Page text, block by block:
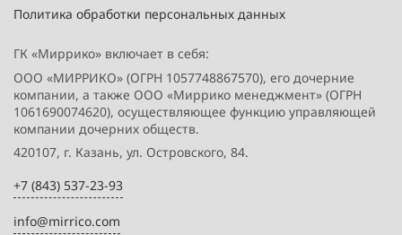
Политика обработки персональных данных
ГК «Миррико» включает в себя:
ООО «МИРРИКО» (ОГРН 1057748867570), его дочерние
компании, а также ООО «Миррико менеджмент» (ОГРН
1061690074620), осуществляющее функцию управляющей
компании дочерних обществ.
420107, г. Казань, ул. Островского, 84.
+7 (843) 537-23-93
info@mirrico.com